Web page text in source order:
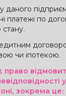
даного
платежі по
стану.
чи іпотекою.
право
зокрема це: